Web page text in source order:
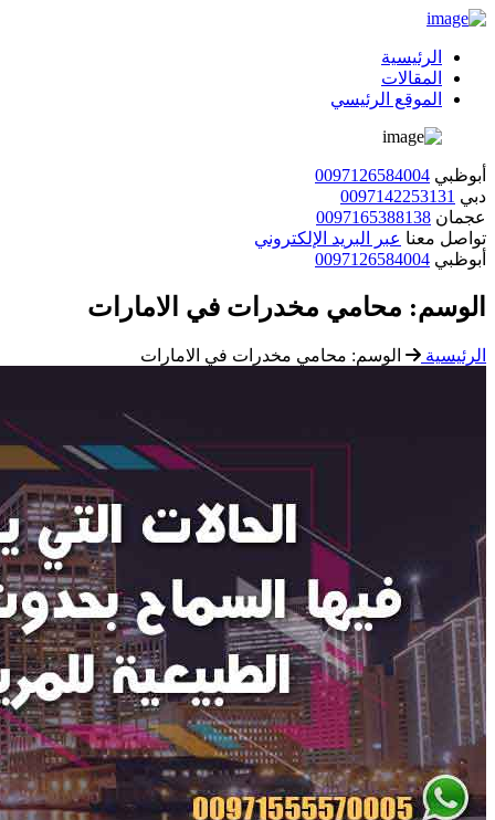
الرئيسية
المقالات
الموقع الرئيسي
أبوظبي 0097126584004
دبي 0097142253131
عجمان 0097165388138
تواصل معنا عبر البريد الإلكتروني
أبوظبي 0097126584004
الوسم: محامي مخدرات في الامارات
الرئيسية الوسم: محامي مخدرات في الامارات